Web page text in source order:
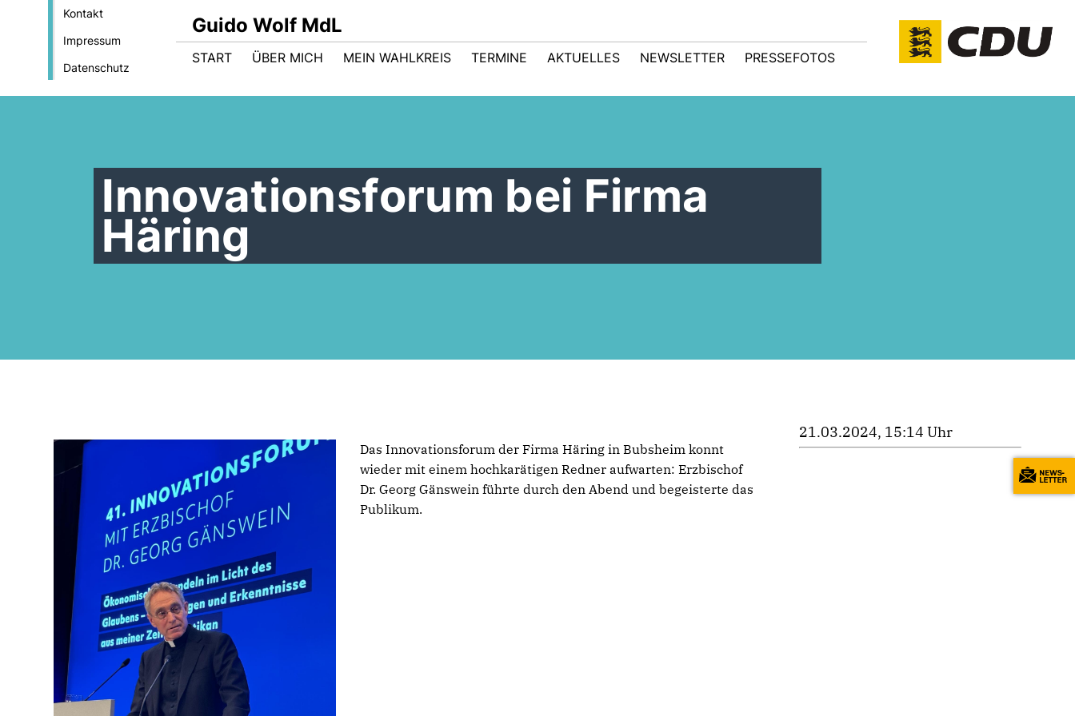
Kontakt
Impressum
Datenschutz
Guido Wolf MdL
START ÜBER MICH MEIN WAHLKREIS TERMINE AKTUELLES NEWSLETTER PRESSEFOTOS
Innovationsforum bei Firma
Häring
Das Innovationsforum der Firma Häring in Bubsheim konnt
wieder mit einem hochkarätigen Redner aufwarten: Erzbischof
Dr. Georg Gänswein führte durch den Abend und begeisterte das
Publikum.
21.03.2024, 15:14 Uhr